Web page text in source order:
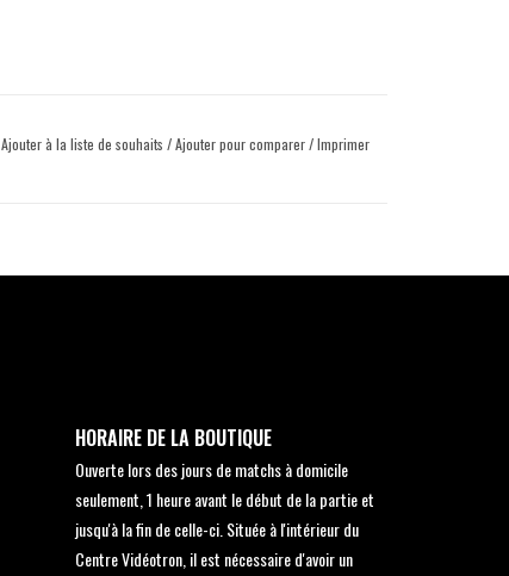
Ajouter à la liste de souhaits /Ajouter pour comparer/Imprimer
HORAIRE DE LA BOUTIQUE
Ouverte lors des jours de matchs à domicile
seulement, 1 heure avant le début de la partie et
jusqu'à la fin de celle-ci. Située à l'intérieur du
Centre Vidéotron, il est nécessaire d'avoir un